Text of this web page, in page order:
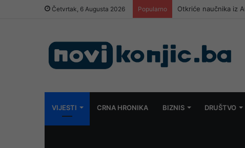
Četvrtak, 6 Augusta 2026 Popularno Otkriće naučnika iz
VIJESTI CRNA HRONIKA BIZNIS DRUŠTVO